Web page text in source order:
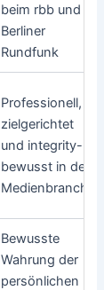
beim rbb und
Berliner
Rundfunk
Professionell,
zielgerichtet
und integrity-
bewusst in der
Medienbranche
Bewusste
Wahrung der
persönlichen